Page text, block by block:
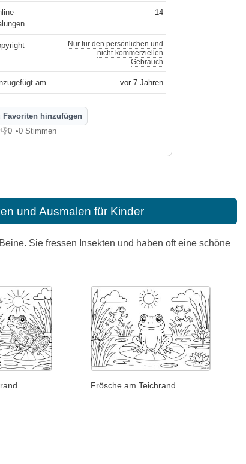
14
Nur für den persönlichen und
nicht-kommerziellen
Gebrauch
am vor 7 Jahren
Favoriten hinzufügen
mir
👎0
Gefällt mir nicht
•0 Stimmen
und Ausmalen für Kinder
Sie fressen Insekten und haben oft eine schöne
Frösche am Teichrand